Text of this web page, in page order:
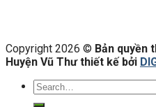
Copyright 2026 © Bản quyền
Huyện Vũ Thư thiết kế bởi